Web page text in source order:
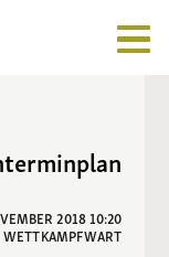
2018 10:20
WETTKAMPFWART